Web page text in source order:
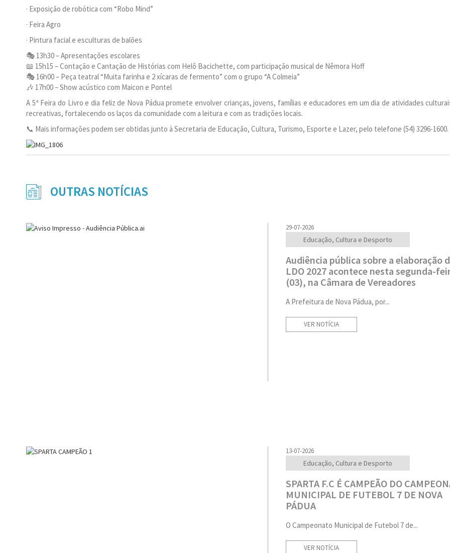
· Exposição de robótica com “Robo Mind”
· Feira Agro
· Pintura facial e esculturas de balões
🎭 13h30 – Apresentações escolares
📖 15h15 – Contação e Cantação de Histórias com Helô Bacichette, com participação musical de Nêmora Hoff
🎭 16h00 – Peça teatral “Muita farinha e 2 xícaras de fermento” com o grupo “A Colmeia”
🎶 17h00 – Show acústico com Maicon e Pontel
A 5ª Feira do Livro e dia feliz de Nova Pádua promete envolver crianças, jovens, famílias e educadores em um dia de atividades
recreativas, fortalecendo os laços da comunidade com a leitura e com as tradições locais.
📞 Mais informações podem ser obtidas junto à Secretaria de Educação, Cultura, Turismo, Esporte e Lazer, pelo telefone (54) 3296-1600.
OUTRAS NOTÍCIAS
29-07-2026
Educação, Cultura e Desporto
Audiência pública sobre a elaboração
LDO 2027 acontece nesta segunda-
(03), na Câmara de Vereadores
A Prefeitura de Nova Pádua, por...
VER NOTÍCIA
13-07-2026
Educação, Cultura e Desporto
SPARTA F.C É CAMPEÃO DO
MUNICIPAL DE FUTEBOL 7 DE NOVA
PÁDUA
O Campeonato Municipal de Futebol 7 de...
VER NOTÍCIA